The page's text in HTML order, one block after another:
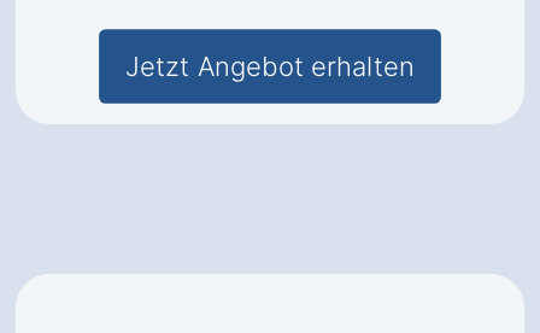
Jetzt Angebot erhalten